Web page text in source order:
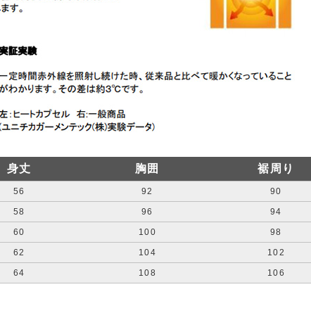
身丈 胸囲 裾周り
56 92 90
58 96 94
60 100 98
62 104 102
64 108 106